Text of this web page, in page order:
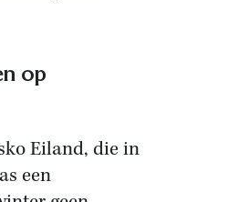
op
Eiland, die in
een